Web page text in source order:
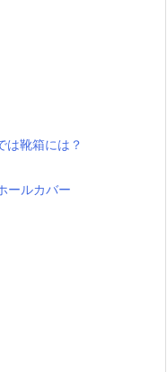
は靴箱には？
ールカバー